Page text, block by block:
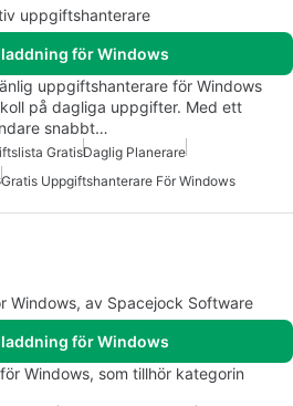
uppgiftshanterare
för Windows
uppgiftshanterare för Windows
på dagliga uppgifter. Med ett
snabbt…
GratisDaglig Planerare
Gratis Uppgiftshanterare För Windows
Windows, av Spacejock Software
för Windows
Windows, som tillhör kategorin